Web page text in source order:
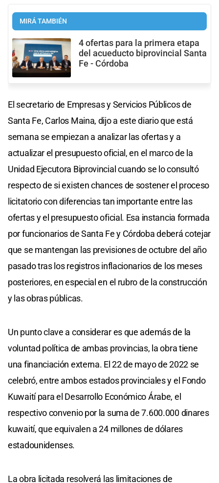
MIRÁ TAMBIÉN
4 ofertas para la primera etapa
del acueducto biprovincial Santa
Fe - Córdoba
El secretario de Empresas y Servicios Públicos de
Santa Fe, Carlos Maina, dijo a este diario que está
semana se empiezan a analizar las ofertas y a
actualizar el presupuesto oficial, en el marco de la
Unidad Ejecutora Biprovincial cuando se lo consultó
respecto de si existen chances de sostener el proceso
licitatorio con diferencias tan importante entre las
ofertas y el presupuesto oficial. Esa instancia formada
por funcionarios de Santa Fe y Córdoba deberá cotejar
que se mantengan las previsiones de octubre del año
pasado tras los registros inflacionarios de los meses
posteriores, en especial en el rubro de la construcción
y las obras públicas.
Un punto clave a considerar es que además de la
voluntad política de ambas provincias, la obra tiene
una financiación externa. El 22 de mayo de 2022 se
celebró, entre ambos estados provinciales y el Fondo
Kuwaití para el Desarrollo Económico Árabe, el
respectivo convenio por la suma de 7.600.000 dinares
kuwaití, que equivalen a 24 millones de dólares
estadounidenses.
La obra licitada resolverá las limitaciones de